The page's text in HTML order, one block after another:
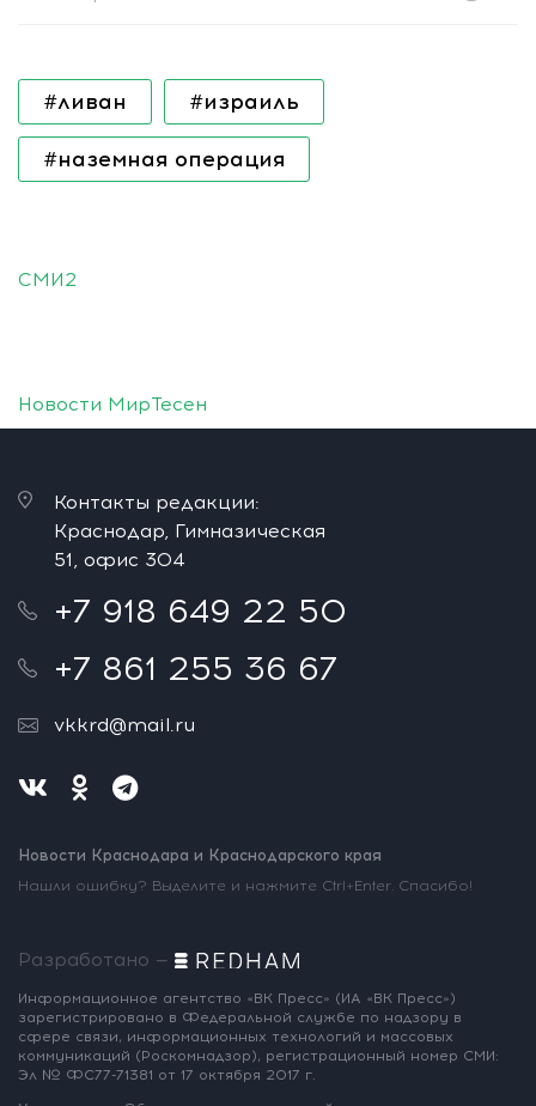
#ливан #израиль
#наземная операция
СМИ2
Новости МирТесен
Контакты редакции:
Краснодар, Гимназическая
51, офис 304
+7 918 649 22 50
+7 861 255 36 67
vkkrd@mail.ru
Новости Краснодара и Краснодарского края
Нашли ошибку? Выделите и нажмите Ctrl+Enter. Спасибо!
Разработано —
Информационное агентство «ВК Пресс» (ИА «ВК Пресс»)
зарегистрировано в Федеральной службе по надзору в
сфере связи, информационных технологий и массовых
коммуникаций (Роскомнадзор), регистрационный номер СМИ:
Эл № ФС77-71381 от 17 октября 2017 г.